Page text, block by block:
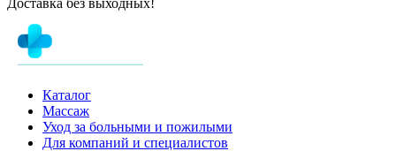
Каталог
Массаж
Уход за больными и пожилыми
Для компаний и специалистов